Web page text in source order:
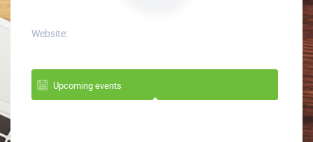
Website:
Upcoming events